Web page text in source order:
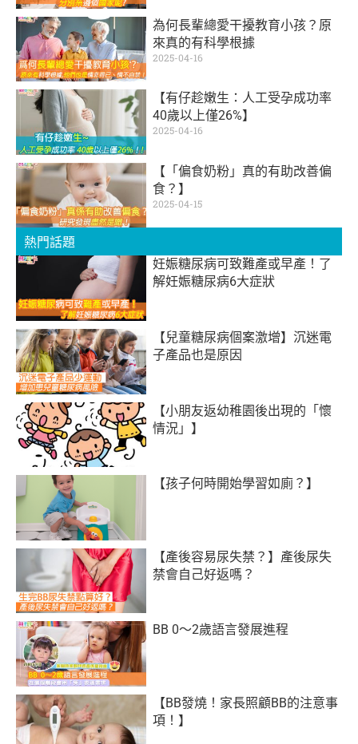
為何長輩總愛干擾教育小孩？原
來真的有科學根據
2025-04-16
【有仔趁嫩生：人工受孕成功率
40歲以上僅26%】
2025-04-16
【「偏食奶粉」真的有助改善偏
食？】
2025-04-15
熱門話題
妊娠糖尿病可致難產或早產！了
解妊娠糖尿病6大症狀
【兒童糖尿病個案激增】沉迷電
子產品也是原因
【小朋友返幼稚園後出現的「懷
情況」】
【孩子何時開始學習如廁？】
【產後容易尿失禁？】產後尿失
禁會自己好返嗎？
BB 0～2歲語言發展進程
【BB發燒！家長照顧BB的注意事
項！】